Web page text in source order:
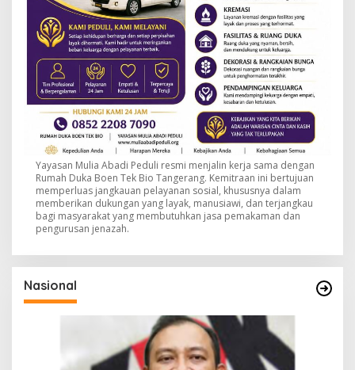
Yayasan Mulia Abadi Peduli resmi menjalin kerja sama dengan
Rumah Duka Boen Tek Bio Tangerang. Kemitraan ini bertujuan
memperluas jangkauan pelayanan sosial, khususnya dalam
memberikan dukungan yang layak, manusiawi, dan terjangkau
bagi masyarakat yang membutuhkan jasa pemakaman dan
pengurusan jenazah.
Nasional